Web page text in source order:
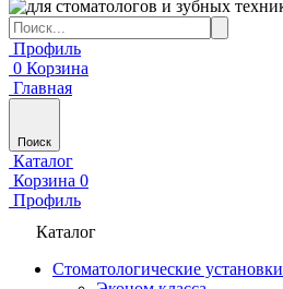
Профиль
0 Корзина
Главная
Поиск
Каталог
Корзина 0
Профиль
Каталог
Стоматологические установки